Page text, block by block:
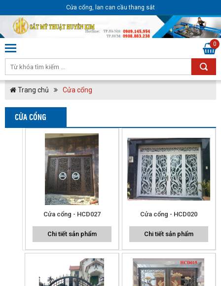
Cửa cổng, lan can cầu thang sắt
0
Trang chủ Cửa cổng
CỬA CỔNG
Cửa cổng - HCD027
Chi tiết sản phẩm
Cửa cổng - HCD020
Chi tiết sản phẩm